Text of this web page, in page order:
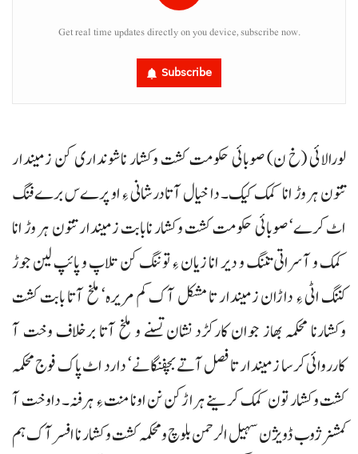
Get real time updates directly on you device, subscribe now.
Subscribe
لورالائی (خ ن) صوبائی حکومت کشت وکشار ناشونداری کن زمیندار
تتون ہر وڑ انا کمک کیک۔ دا خیال آتادرشانی ءِ او پرےس برےفنگ
اٹ کرے‘ صوبائی حکومت کشت وکشار نابابت زمیندار تتون ہر وڑ انا
کمک و آسراتی تننگ و دیر انا زیان ءِ توننگ کن تلاپ و پائپ لین جوڑ
کننگ اٹی ءِ داڑان زمیندار تا مشکل آک کم مریرہ‘ ملخ آتا بابت کشت
وکشارنا محکمہ بھاز جوان کارکڑد نشان تسنے و ملخ آتا برخلاف وخت آ
کارروائی کرسا زمیندار تا فصل آتے بچفنگانے‘ دا رد اٹ پاک فوج محکمہ
کشت وکشار تون کمک کرینے ہراڑکن نن اونا منت ءِ ہرفنہ۔ داوخت آ
کمشنر ژوب ڈویژن سہیل الرحمن بلوچ و محکمہ کشت وکشار نا افسر آک ہم